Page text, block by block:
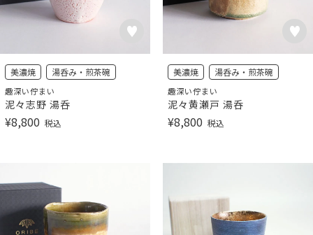
美濃焼 湯呑み・煎茶碗
趣深い佇まい
泥々志野 湯呑
¥8,800 税込
美濃焼 湯呑み・煎茶碗
趣深い佇まい
泥々黄瀬戸 湯呑
¥8,800 税込